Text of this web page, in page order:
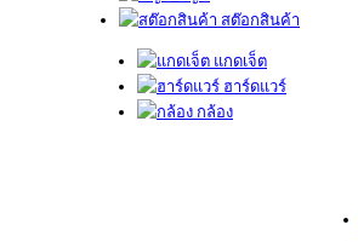
สต๊อกสินค้า
แกดเจ็ต
ฮาร์ดแวร์
กล้อง